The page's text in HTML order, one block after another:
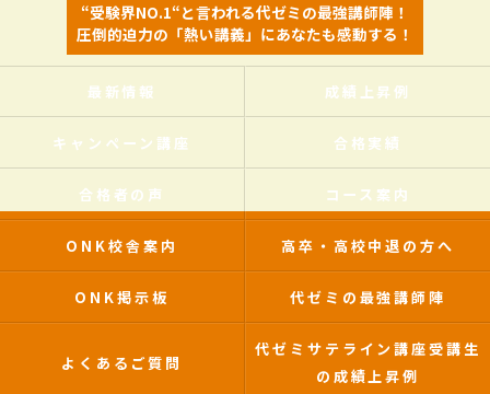
“受験界NO.1“と言われる代ゼミの最強講師陣！
圧倒的迫力の「熱い講義」にあなたも感動する！
最新情報 成績上昇例
キャンペーン講座 合格実績
合格者の声 コース案内
ONK校舎案内 高卒・高校中退の方へ
ONK掲示板 代ゼミの最強講師陣
よくあるご質問
代ゼミサテライン講座受講生
の成績上昇例